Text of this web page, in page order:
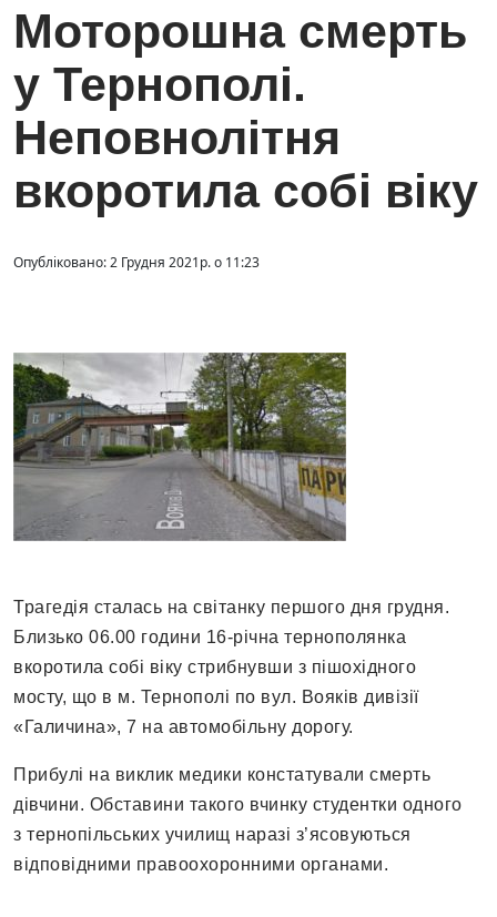
Моторошна смерть
у Тернополі.
Неповнолітня
вкоротила собі віку
Опубліковано: 2 Грудня 2021р. о 11:23
Трагедія сталась на світанку першого дня грудня.
Близько 06.00 години 16-річна тернополянка
вкоротила собі віку стрибнувши з пішохідного
мосту, що в м. Тернополі по вул. Вояків дивізії
«Галичина», 7 на автомобільну дорогу.
Прибулі на виклик медики констатували смерть
дівчини. Обставини такого вчинку студентки одного
з тернопільських училищ наразі з’ясовуються
відповідними правоохоронними органами.